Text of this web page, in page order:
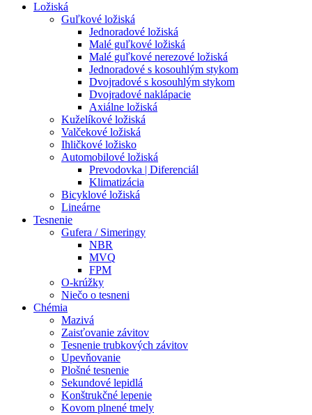
Ložiská
Guľkové ložiská
Jednoradové ložiská
Malé guľkové ložiská
Malé guľkové nerezové ložiská
Jednoradové s kosouhlým stykom
Dvojradové s kosouhlým stykom
Dvojradové naklápacie
Axiálne ložiská
Kuželíkové ložiská
Valčekové ložiská
Ihličkové ložisko
Automobilové ložiská
Prevodovka | Diferenciál
Klimatizácia
Bicyklové ložiská
Lineárne
Tesnenie
Gufera / Simeringy
NBR
MVQ
FPM
O-krúžky
Niečo o tesneni
Chémia
Mazivá
Zaisťovanie závitov
Tesnenie trubkových závitov
Upevňovanie
Plošné tesnenie
Sekundové lepidlá
Konštrukčné lepenie
Kovom plnené tmely